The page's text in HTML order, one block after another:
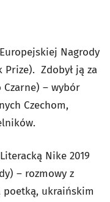
Nagrody
Prize). Zdobył ją za
– wybór
Czechom,
Nike 2019
– rozmowy z
poetką, ukraińskim